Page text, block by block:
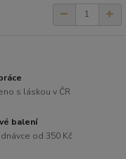
s láskou v ČR
balení
od 350 Kč